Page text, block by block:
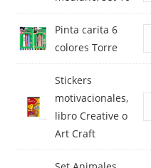
Pinta carita 6
colores Torre
Stickers
motivacionales,
libro Creative o
Art Craft